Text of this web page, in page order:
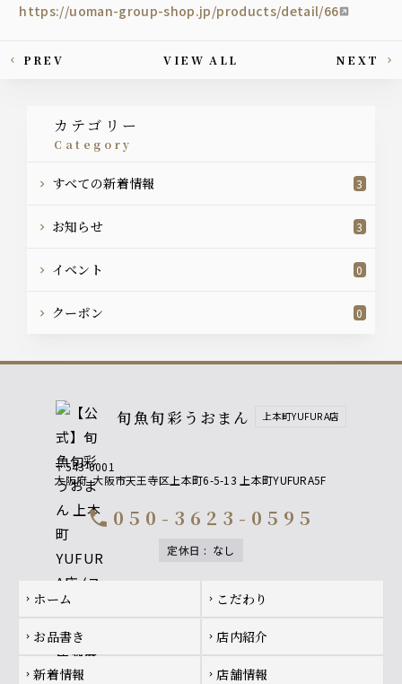
https://uoman-group-shop.jp/products/detail/66
This article's paging
PREV VIEW ALL NEXT
カテゴリー
category
すべての新着情報 3
お知らせ 3
イベント 0
クーポン 0
旬魚旬彩うおまん 上本町YUFURA店
〒543-0001
大阪府 大阪市天王寺区上本町6-5-13 上本町YUFURA5F
call 050-3623-0595
定休日 : なし
Footer navigation
chevron_right ホーム chevron_right こだわり
chevron_right お品書き chevron_right 店内紹介
chevron_right 新着情報 chevron_right 店舗情報